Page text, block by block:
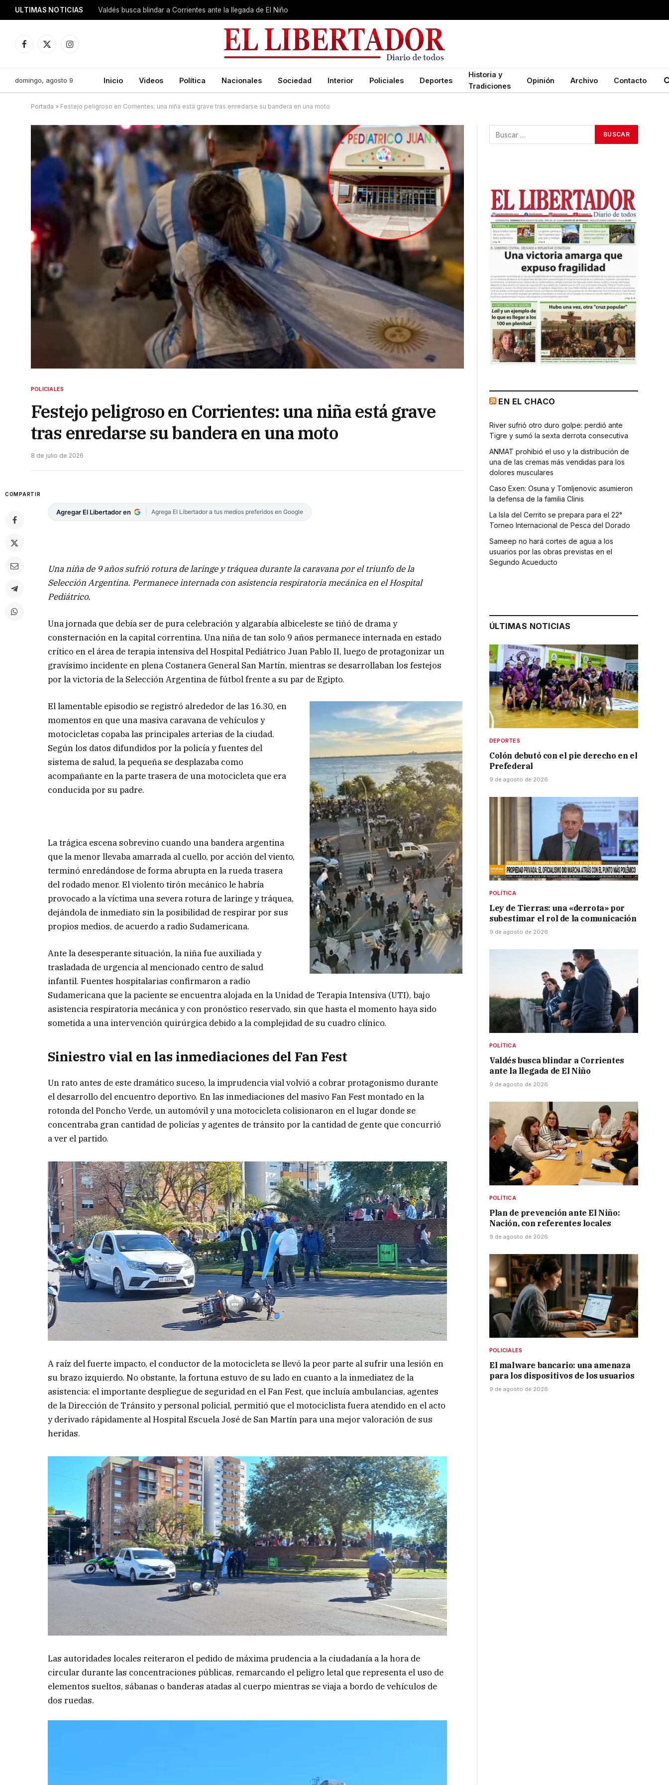
ULTIMAS NOTICIAS Valdés busca blindar a Corrientes ante la llegada de El Niño
Facebook
X
Instagram
domingo, agosto 9 Inicio Videos Política Nacionales Sociedad Interior Policiales Deportes
Historia y
Tradiciones
Opinión Archivo Contacto
Portada » Festejo peligroso en Corrientes: una niña está grave tras enredarse su bandera en una moto
POLICIALES
Festejo peligroso en Corrientes: una niña está grave
tras enredarse su bandera en una moto
8 de julio de 2026
COMPARTIR
Agregar El Libertador en Agrega El Libertador a tus medios preferidos en Google
Una niña de 9 años sufrió rotura de laringe y tráquea durante la caravana por el triunfo de la
Selección Argentina. Permanece internada con asistencia respiratoria mecánica en el Hospital
Pediátrico.
Una jornada que debía ser de pura celebración y algarabía albiceleste se tiñó de drama y
consternación en la capital correntina. Una niña de tan solo 9 años permanece internada en estado
crítico en el área de terapia intensiva del Hospital Pediátrico Juan Pablo II, luego de protagonizar un
gravísimo incidente en plena Costanera General San Martín, mientras se desarrollaban los festejos
por la victoria de la Selección Argentina de fútbol frente a su par de Egipto.
El lamentable episodio se registró alrededor de las 16.30, en
momentos en que una masiva caravana de vehículos y
motocicletas copaba las principales arterias de la ciudad.
Según los datos difundidos por la policía y fuentes del
sistema de salud, la pequeña se desplazaba como
acompañante en la parte trasera de una motocicleta que era
conducida por su padre.
La trágica escena sobrevino cuando una bandera argentina
que la menor llevaba amarrada al cuello, por acción del viento,
terminó enredándose de forma abrupta en la rueda trasera
del rodado menor. El violento tirón mecánico le habría
provocado a la víctima una severa rotura de laringe y tráquea,
dejándola de inmediato sin la posibilidad de respirar por sus
propios medios, de acuerdo a radio Sudamericana.
Ante la desesperante situación, la niña fue auxiliada y
trasladada de urgencia al mencionado centro de salud
infantil. Fuentes hospitalarias confirmaron a radio
Sudamericana que la paciente se encuentra alojada en la Unidad de Terapia Intensiva (UTI), bajo
asistencia respiratoria mecánica y con pronóstico reservado, sin que hasta el momento haya sido
sometida a una intervención quirúrgica debido a la complejidad de su cuadro clínico.
Siniestro vial en las inmediaciones del Fan Fest
Un rato antes de este dramático suceso, la imprudencia vial volvió a cobrar protagonismo durante
el desarrollo del encuentro deportivo. En las inmediaciones del masivo Fan Fest montado en la
rotonda del Poncho Verde, un automóvil y una motocicleta colisionaron en el lugar donde se
concentraba gran cantidad de policías y agentes de tránsito por la cantidad de gente que concurrió
a ver el partido.
A raíz del fuerte impacto, el conductor de la motocicleta se llevó la peor parte al sufrir una lesión en
su brazo izquierdo. No obstante, la fortuna estuvo de su lado en cuanto a la inmediatez de la
asistencia: el importante despliegue de seguridad en el Fan Fest, que incluía ambulancias, agentes
de la Dirección de Tránsito y personal policial, permitió que el motociclista fuera atendido en el acto
y derivado rápidamente al Hospital Escuela José de San Martín para una mejor valoración de sus
heridas.
Las autoridades locales reiteraron el pedido de máxima prudencia a la ciudadanía a la hora de
circular durante las concentraciones públicas, remarcando el peligro letal que representa el uso de
elementos sueltos, sábanas o banderas atadas al cuerpo mientras se viaja a bordo de vehículos de
dos ruedas.
EN EL CHACO
River sufrió otro duro golpe: perdió ante
Tigre y sumó la sexta derrota consecutiva
ANMAT prohibió el uso y la distribución de
una de las cremas más vendidas para los
dolores musculares
Caso Exen: Osuna y Tomljenovic asumieron
la defensa de la familia Clinis
La Isla del Cerrito se prepara para el 22°
Torneo Internacional de Pesca del Dorado
Sameep no hará cortes de agua a los
usuarios por las obras previstas en el
Segundo Acueducto
ÚLTIMAS NOTICIAS
DEPORTES
Colón debutó con el pie derecho en el
Prefederal
9 de agosto de 2026
POLÍTICA
Ley de Tierras: una «derrota» por
subestimar el rol de la comunicación
9 de agosto de 2026
POLÍTICA
Valdés busca blindar a Corrientes
ante la llegada de El Niño
9 de agosto de 2026
POLÍTICA
Plan de prevención ante El Niño:
Nación, con referentes locales
9 de agosto de 2026
POLICIALES
El malware bancario: una amenaza
para los dispositivos de los usuarios
9 de agosto de 2026